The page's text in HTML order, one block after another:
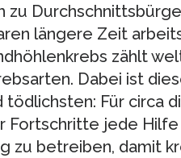
zu
längere Zeit
zählt
Dabei ist
tödlichsten: Für circa
Fortschritte jede
zu betreiben, damit